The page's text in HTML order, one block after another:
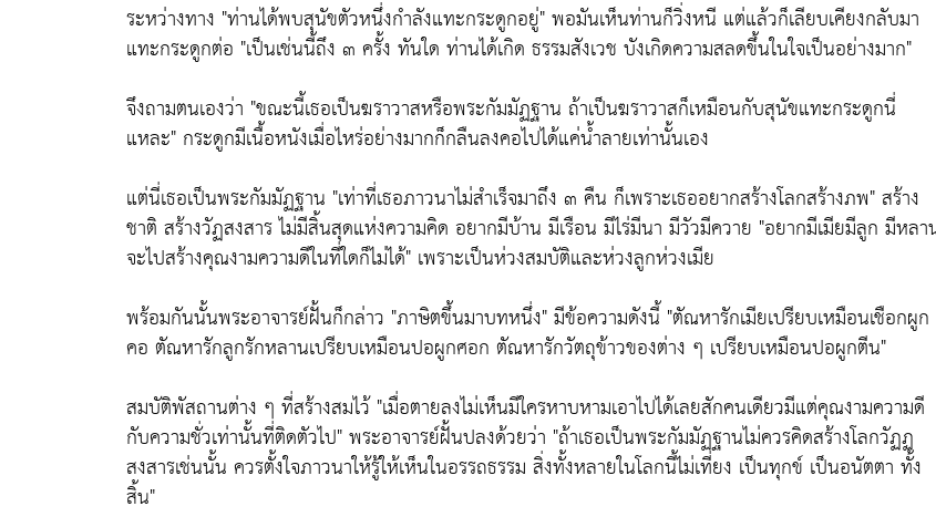
ระหว่างทาง "ท่านได้พบสุนัขตัวหนึ่งกำลังแทะกระดูกอยู่"พอมันเห็นท่านก็วิ่งหนี แต่แล้วก็เลียบเคียงกลับมา
แทะกระดูกต่อ "เป็นเช่นนี้ถึง ๓ ครั้ง ทันใด ท่านได้เกิด ธรรมสังเวช บังเกิดความสลดขึ้นในใจเป็นอย่างมาก"
จึงถามตนเองว่า "ขณะนี้เธอเป็นฆราวาสหรือพระกัมมัฏฐาน ถ้าเป็นฆราวาสก็เหมือนกับสุนัขแทะกระดูกนี่
แหละ" กระดูกมีเนื้อหนังเมื่อไหร่อย่างมากก็กลืนลงคอไปได้แค่น้ำลายเท่านั้นเอง
แต่นี่เธอเป็นพระกัมมัฏฐาน "เท่าที่เธอภาวนาไม่สำเร็จมาถึง ๓ คืน ก็เพราะเธออยากสร้างโลกสร้างภพ"สร้าง
ชาติ สร้างวัฏสงสาร ไม่มีสิ้นสุดแห่งความคิด อยากมีบ้าน มีเรือน มีไร่มีนา มีวัวมีควาย "อยากมีเมียมีลูก มีหลา
จะไปสร้างคุณงามความดีในที่ใดก็ไม่ได้" เพราะเป็นห่วงสมบัติและห่วงลูกห่วงเมีย
พร้อมกันนั้นพระอาจารย์ฝั้นก็กล่าว "ภาษิตขึ้นมาบทหนึ่ง"มีข้อความดังนี้ "ตัณหารักเมียเปรียบเหมือนเชือกผูก
คอ ตัณหารักลูกรักหลานเปรียบเหมือนปอผูกศอก ตัณหารักวัตถุข้าวของต่าง ๆ เปรียบเหมือนปอผูกตีน"
สมบัติพัสถานต่าง ๆ ที่สร้างสมไว้"เมื่อตายลงไม่เห็นมีใครหาบหามเอาไปได้เลยสักคนเดียวมีแต่คุณงามความดี
กับความชั่วเท่านั้นที่ติดตัวไป"พระอาจารย์ฝั้นปลงด้วยว่า "ถ้าเธอเป็นพระกัมมัฏฐานไม่ควรคิดสร้างโลกวัฏฏ
สงสารเช่นนั้น ควรตั้งใจภาวนาให้รู้ให้เห็นในอรรถธรรม สิ่งทั้งหลายในโลกนี้ไม่เที่ยง เป็นทุกข์ เป็นอนัตตา ทั้ง
สิ้น"